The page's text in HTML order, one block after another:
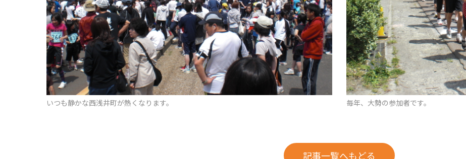
いつも静かな西浅井町が熱くなります。 毎年、大勢の参加者です。
記事一覧へもどる